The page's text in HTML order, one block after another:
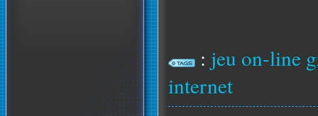
: jeu on-line
internet